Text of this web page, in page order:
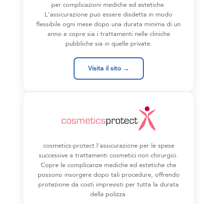
per complicazioni mediche ed estetiche.
L'assicurazione può essere disdetta in modo
flessibile ogni mese dopo una durata minima di un
anno e copre sia i trattamenti nelle cliniche
pubbliche sia in quelle private.
Visita il sito →
cosmetics-protect l'assicurazione per le spese
successive a trattamenti cosmetici non chirurgici.
Copre le complicanze mediche ed estetiche che
possono insorgere dopo tali procedure, offrendo
protezione da costi imprevisti per tutta la durata
della polizza.